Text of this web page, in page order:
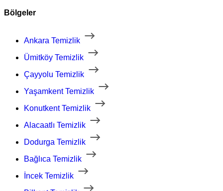
Bölgeler
Ankara Temizlik
Ümitköy Temizlik
Çayyolu Temizlik
Yaşamkent Temizlik
Konutkent Temizlik
Alacaatlı Temizlik
Dodurga Temizlik
Bağlıca Temizlik
İncek Temizlik